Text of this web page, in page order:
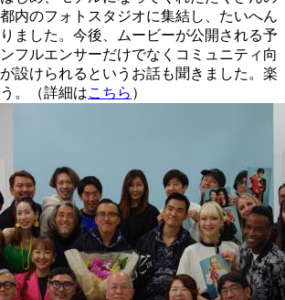
内のフォトスタジオに集結し、たいへん
ました。今後、ムービーが公開される予
フルエンサーだけでなくコミュニティ向
設けられるというお話も聞きました。楽
。（詳細はこちら ）